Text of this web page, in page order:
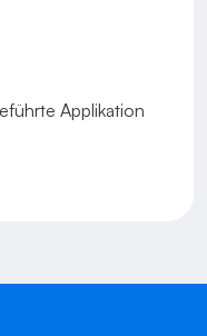
Applikation